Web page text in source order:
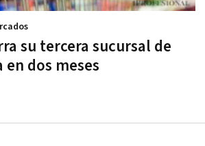
su tercera sucursal de
dos meses